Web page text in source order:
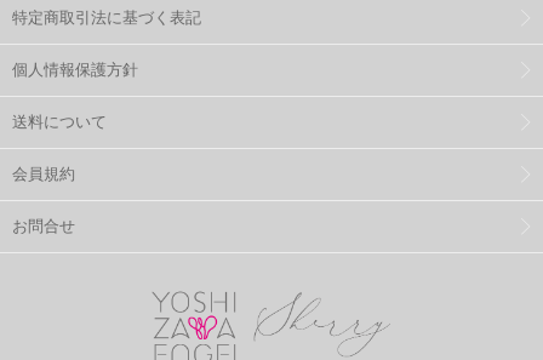
特定商取引法に基づく表記
個人情報保護方針
送料について
会員規約
お問合せ